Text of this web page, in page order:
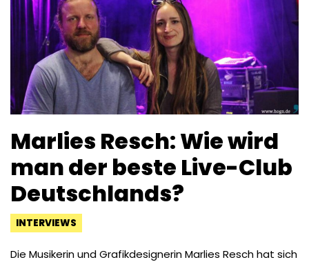
Marlies Resch: Wie wird
man der beste Live-Club
Deutschlands?
INTERVIEWS
Die Musikerin und Grafikdesignerin Marlies Resch hat sich